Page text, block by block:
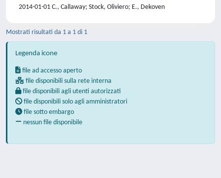
2014-01-01 C., Callaway; Stock, Oliviero; E., Dekoven
Mostrati risultati da 1 a 1 di 1
Legenda icone
file ad accesso aperto
file disponibili sulla rete interna
file disponibili agli utenti autorizzati
file disponibili solo agli amministratori
file sotto embargo
nessun file disponibile